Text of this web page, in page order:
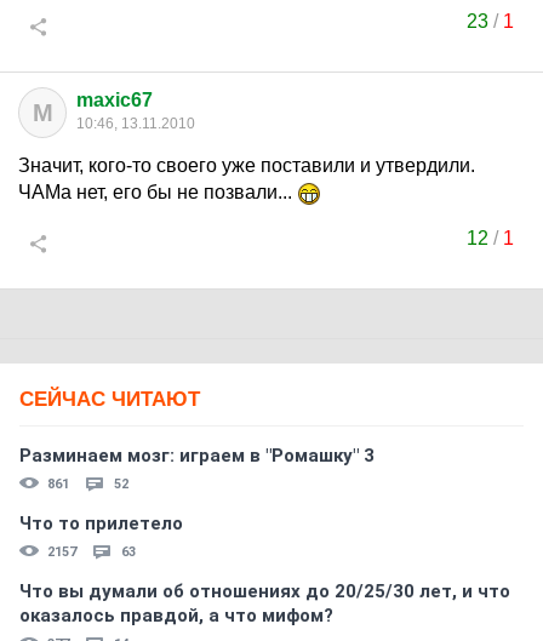
23 / 1
M maxic67
10:46, 13.11.2010
Значит, кого-то своего уже поставили и утвердили.
ЧАМа нет, его бы не позвали...
12 / 1
СЕЙЧАС ЧИТАЮТ
Разминаем мозг: играем в "Ромашку" 3
861 52
Что то прилетело
2157 63
Что вы думали об отношениях до 20/25/30 лет, и что
оказалось правдой, а что мифом?